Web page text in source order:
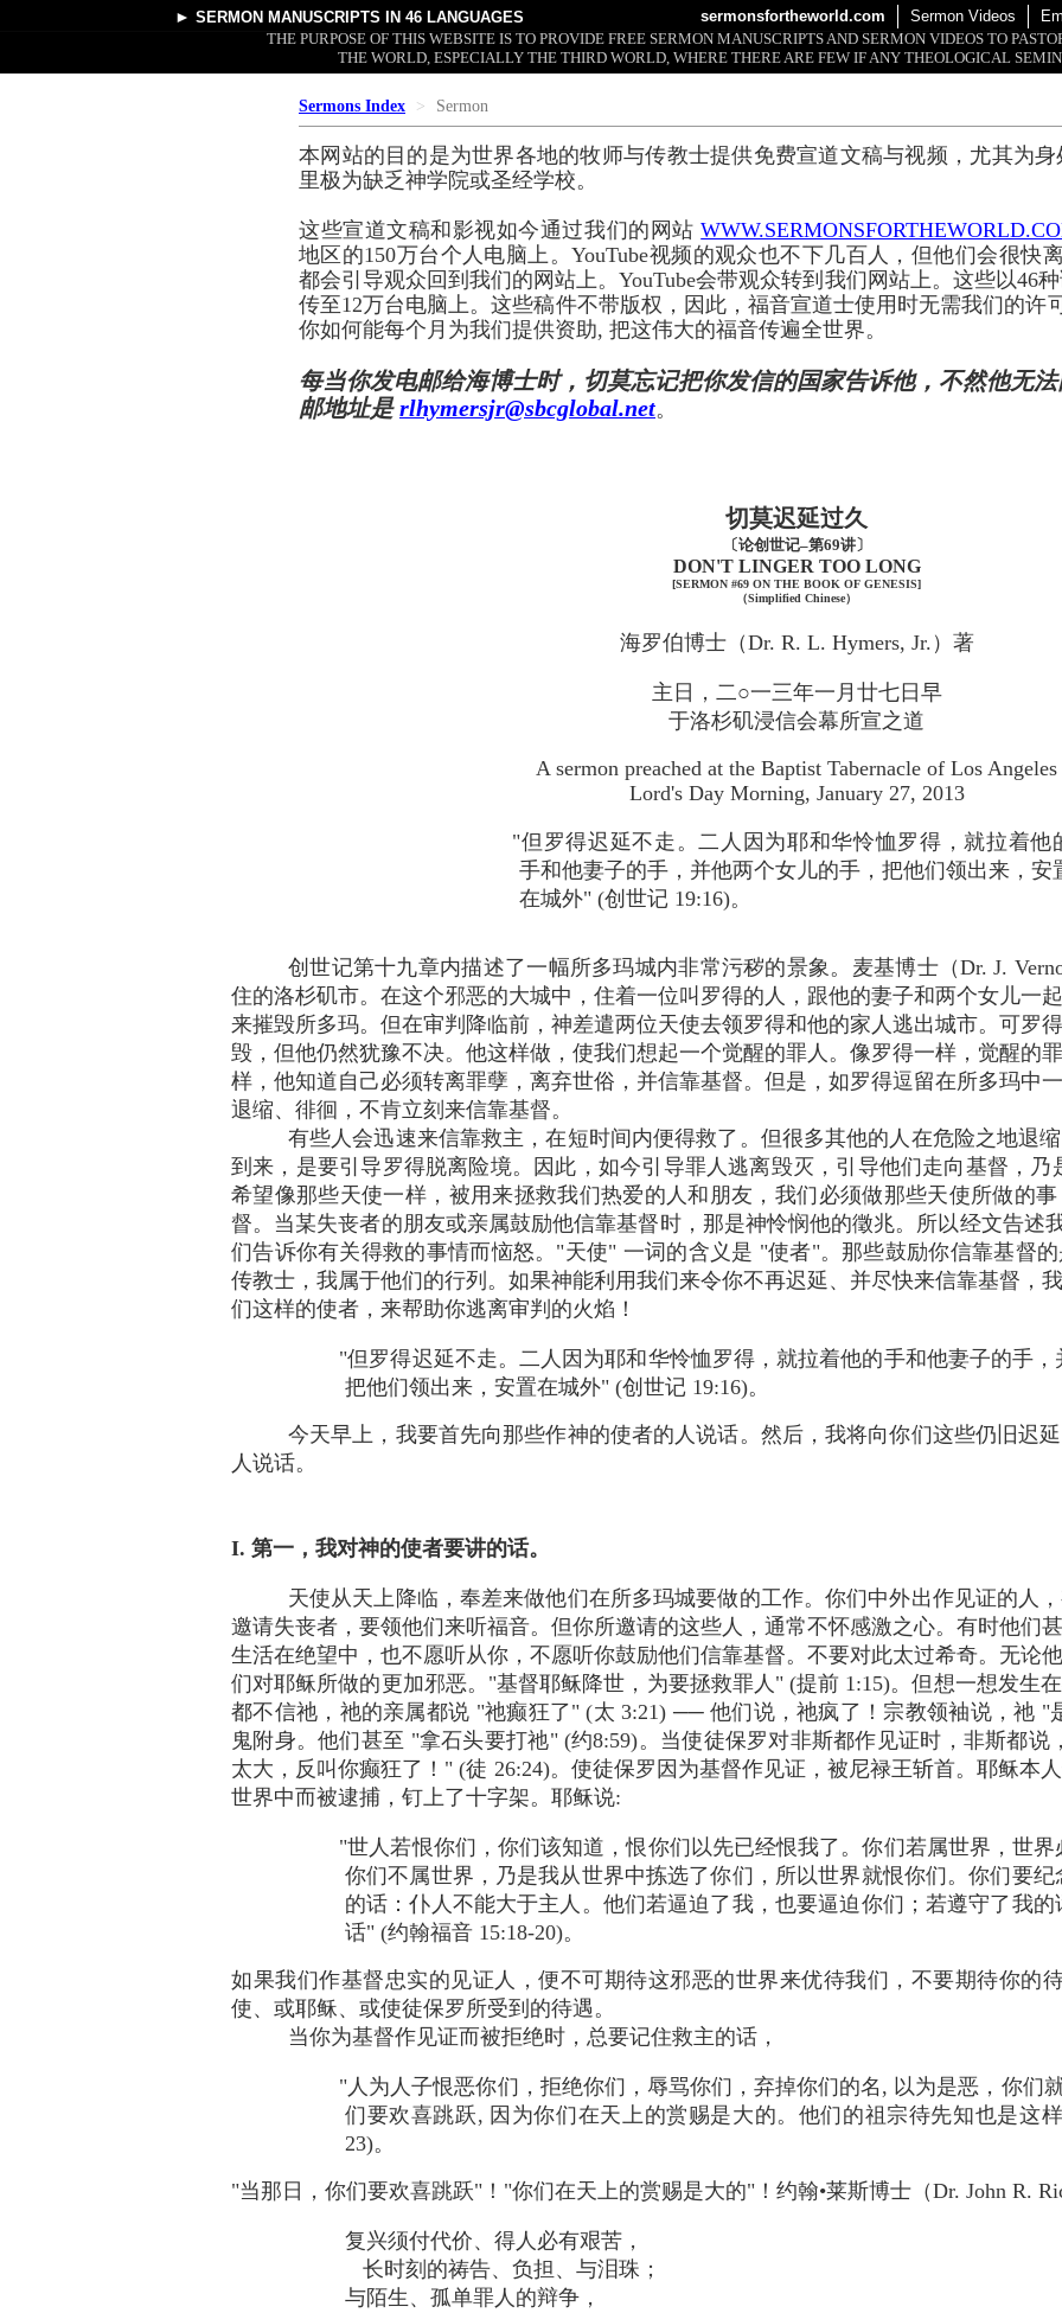
► SERMON MANUSCRIPTS IN 46 LANGUAGES sermonsfortheworld.com Sermon Videos
THE PURPOSE OF THIS WEBSITE IS TO PROVIDE FREE SERMON MANUSCRIPTS AND SERMON VIDEOS TO
THE WORLD, ESPECIALLY THE THIRD WORLD, WHERE THERE ARE FEW IF ANY THEOLOGICAL
Sermons Index Sermon
本网站的目的是为世界各地的牧师与传教士提供免费宣道文稿与视频，尤其为
里极为缺乏神学院或圣经学校。
这些宣道文稿和影视如今通过我们的网站
地区的150万台个人电脑上。YouTube视频的观众也不下几百人，但他们会很快
都会引导观众回到我们的网站上。YouTube会带观众转到我们网站上。这些以46
传至12万台电脑上。这些稿件不带版权，因此，福音宣道士使用时无需我们的许可
你如何能每个月为我们提供资助, 把这伟大的福音传遍全世界。
每当你发电邮给海博士时，切莫忘记把你发信的国家告诉他，不然他无
邮地址是rlhymersjr@sbcglobal.net。
切莫迟延过久
〔论创世记–第69讲〕
DON'T LINGER TOO LONG
[SERMON #69 ON THE BOOK OF GENESIS]
（Simplified Chinese）
海罗伯博士（Dr. R. L. Hymers, Jr.）著
主日，二○一三年一月廿七日早
于洛杉矶浸信会幕所宣之道
A sermon preached at the Baptist Tabernacle of Los Angeles
Lord's Day Morning, January 27, 2013
"但罗得迟延不走。二人因为耶和华怜恤罗得，就拉着他
手和他妻子的手，并他两个女儿的手，把他们领出来，安
在城外" (创世记 19:16)。
创世记第十九章内描述了一幅所多玛城内非常污秽的景象。麦基博士（Dr. J.
住的洛杉矶市。在这个邪恶的大城中，住着一位叫罗得的人，跟他的妻子和两个女儿一
来摧毁所多玛。但在审判降临前，神差遣两位天使去领罗得和他的家人逃出城市。可罗
毁，但他仍然犹豫不决。他这样做，使我们想起一个觉醒的罪人。像罗得一样，觉醒的
样，他知道自己必须转离罪孽，离弃世俗，并信靠基督。但是，如罗得逗留在所多玛中
退缩、徘徊，不肯立刻来信靠基督。
有些人会迅速来信靠救主，在短时间内便得救了。但很多其他的人在危险之地退
到来，是要引导罗得脱离险境。因此，如今引导罪人逃离毁灭，引导他们走向基督，
希望像那些天使一样，被用来拯救我们热爱的人和朋友，我们必须做那些天使所做的
督。当某失丧者的朋友或亲属鼓励他信靠基督时，那是神怜悯他的徵兆。所以经文告述
们告诉你有关得救的事情而恼怒。"天使" 一词的含义是 "使者"。那些鼓励你信靠基督
传教士，我属于他们的行列。如果神能利用我们来令你不再迟延、并尽快来信靠基督，
们这样的使者，来帮助你逃离审判的火焰！
"但罗得迟延不走。二人因为耶和华怜恤罗得，就拉着他的手和他妻子的手，
把他们领出来，安置在城外" (创世记 19:16)。
今天早上，我要首先向那些作神的使者的人说话。然后，我将向你们这些仍旧迟
人说话。
I. 第一，我对神的使者要讲的话。
天使从天上降临，奉差来做他们在所多玛城要做的工作。你们中外出作见证的人
邀请失丧者，要领他们来听福音。但你所邀请的这些人，通常不怀感激之心。有时他们
生活在绝望中，也不愿听从你，不愿听你鼓励他们信靠基督。不要对此太过希奇。无论
们对耶稣所做的更加邪恶。"基督耶稣降世，为要拯救罪人" (提前 1:15)。但想一想发生
都不信祂，祂的亲属都说 "祂癫狂了" (太 3:21) ── 他们说，祂疯了！宗教领袖说，祂
鬼附身。他们甚至 "拿石头要打祂" (约8:59)。当使徒保罗对非斯都作见证时，非斯都说
太大，反叫你癫狂了！" (徒 26:24)。使徒保罗因为基督作见证，被尼禄王斩首。耶稣本
世界中而被逮捕，钉上了十字架。耶稣说:
"世人若恨你们，你们该知道，恨你们以先已经恨我了。你们若属世界，世界
你们不属世界，乃是我从世界中拣选了你们，所以世界就恨你们。你们要
的话：仆人不能大于主人。他们若逼迫了我，也要逼迫你们；若遵守了我
话" (约翰福音 15:18-20)。
如果我们作基督忠实的见证人，便不可期待这邪恶的世界来优待我们，不要期待你的
使、或耶稣、或使徒保罗所受到的待遇。
当你为基督作见证而被拒绝时，总要记住救主的话，
"人为人子恨恶你们，拒绝你们，辱骂你们，弃掉你们的名, 以为是恶，你们
们要欢喜跳跃, 因为你们在天上的赏赐是大的。他们的祖宗待先知也是
23)。
"当那日，你们要欢喜跳跃"！"你们在天上的赏赐是大的"！约翰•莱斯博士（Dr. John R.
复兴须付代价、得人必有艰苦，
长时刻的祷告、负担、与泪珠；
与陌生、孤单罪人的辩争，